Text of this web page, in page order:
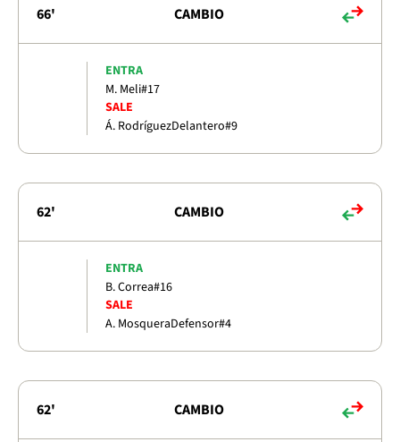
66' CAMBIO
ENTRA
M. Meli#17
SALE
Á. RodríguezDelantero#9
62' CAMBIO
ENTRA
B. Correa#16
SALE
A. MosqueraDefensor#4
62' CAMBIO